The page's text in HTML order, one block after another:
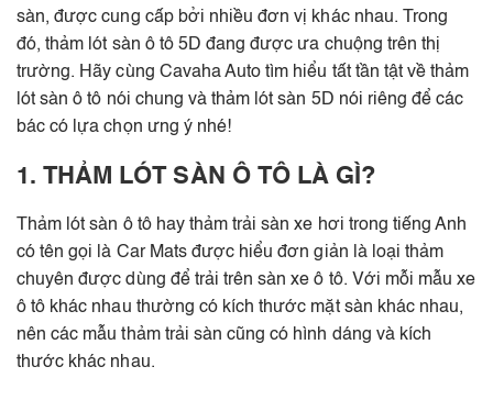
sàn, được cung cấp bởi nhiều đơn vị khác nhau. Trong
đó, thảm lót sàn ô tô 5D đang được ưa chuộng trên thị
trường. Hãy cùng Cavaha Auto tìm hiểu tất tần tật về thảm
lót sàn ô tô nói chung và thảm lót sàn 5D nói riêng để các
bác có lựa chọn ưng ý nhé!
1. THẢM LÓT SÀN Ô TÔ LÀ GÌ?
Thảm lót sàn ô tô hay thảm trải sàn xe hơi trong tiếng Anh
có tên gọi là Car Mats được hiểu đơn giản là loại thảm
chuyên được dùng để trải trên sàn xe ô tô. Với mỗi mẫu xe
ô tô khác nhau thường có kích thước mặt sàn khác nhau,
nên các mẫu thảm trải sàn cũng có hình dáng và kích
thước khác nhau.